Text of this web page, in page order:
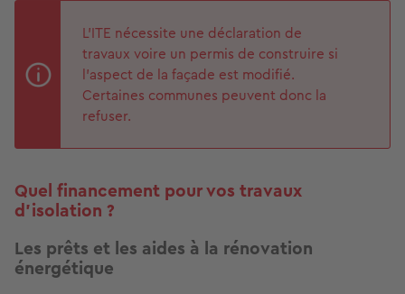
L’ITE nécessite une déclaration de
travaux voire un permis de construire si
l’aspect de la façade est modifié.
Certaines communes peuvent donc la
refuser.
Quel financement pour vos travaux
d’isolation ?
Les prêts et les aides à la rénovation
énergétique